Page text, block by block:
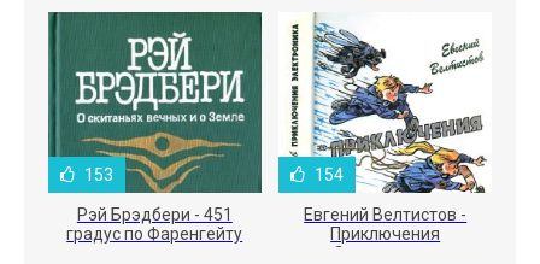
153
Рэй Брэдбери - 451
градус по Фаренгейту
154
Евгений Велтистов -
Приключения
Электроника